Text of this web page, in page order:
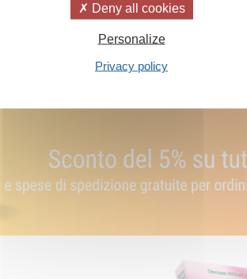
Aggiungi al carrello
Deny all cookies
Personalize
Privacy policy